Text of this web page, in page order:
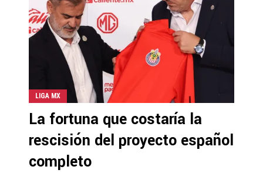
LIGA MX
La fortuna que costaría la
rescisión del proyecto español
completo